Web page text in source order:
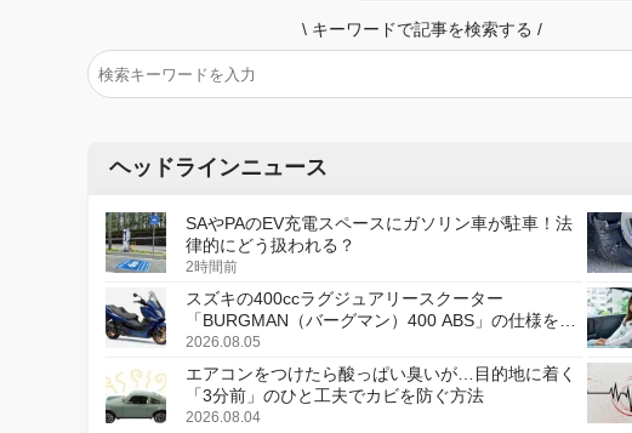
\ キーワードで記事を検索する /
ヘッドラインニュース
SAやPAのEV充電スペースにガソリン車が駐車！法
律的にどう扱われる？
2時間前
スズキの400ccラグジュアリースクーター
「BURGMAN（バーグマン）400 ABS」の仕様を変
更し、8月18日に発売
2026.08.05
エアコンをつけたら酸っぱい臭いが…目的地に着く
「3分前」のひと工夫でカビを防ぐ方法
2026.08.04